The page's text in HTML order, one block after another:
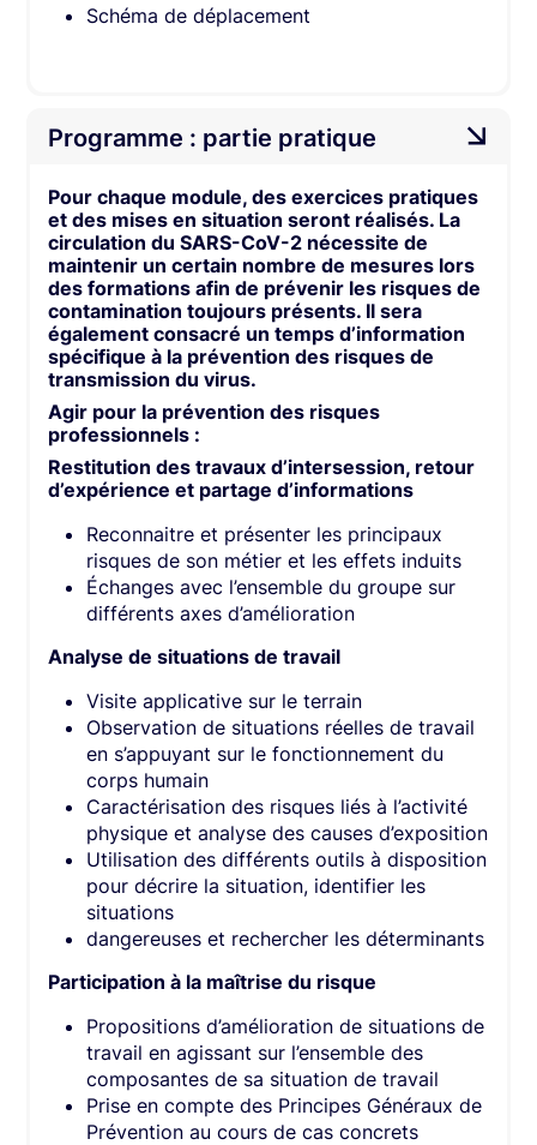
Schéma de déplacement
Programme : partie pratique
Pour chaque module, des exercices pratiques
et des mises en situation seront réalisés. La
circulation du SARS-CoV-2 nécessite de
maintenir un certain nombre de mesures lors
des formations afin de prévenir les risques de
contamination toujours présents. Il sera
également consacré un temps d’information
spécifique à la prévention des risques de
transmission du virus.
Agir pour la prévention des risques
professionnels :
Restitution des travaux d’intersession, retour
d’expérience et partage d’informations
Reconnaitre et présenter les principaux
risques de son métier et les effets induits
Échanges avec l’ensemble du groupe sur
différents axes d’amélioration
Analyse de situations de travail
Visite applicative sur le terrain
Observation de situations réelles de travail
en s’appuyant sur le fonctionnement du
corps humain
Caractérisation des risques liés à l’activité
physique et analyse des causes d’exposition
Utilisation des différents outils à disposition
pour décrire la situation, identifier les
situations
dangereuses et rechercher les déterminants
Participation à la maîtrise du risque
Propositions d’amélioration de situations de
travail en agissant sur l’ensemble des
composantes de sa situation de travail
Prise en compte des Principes Généraux de
Prévention au cours de cas concrets